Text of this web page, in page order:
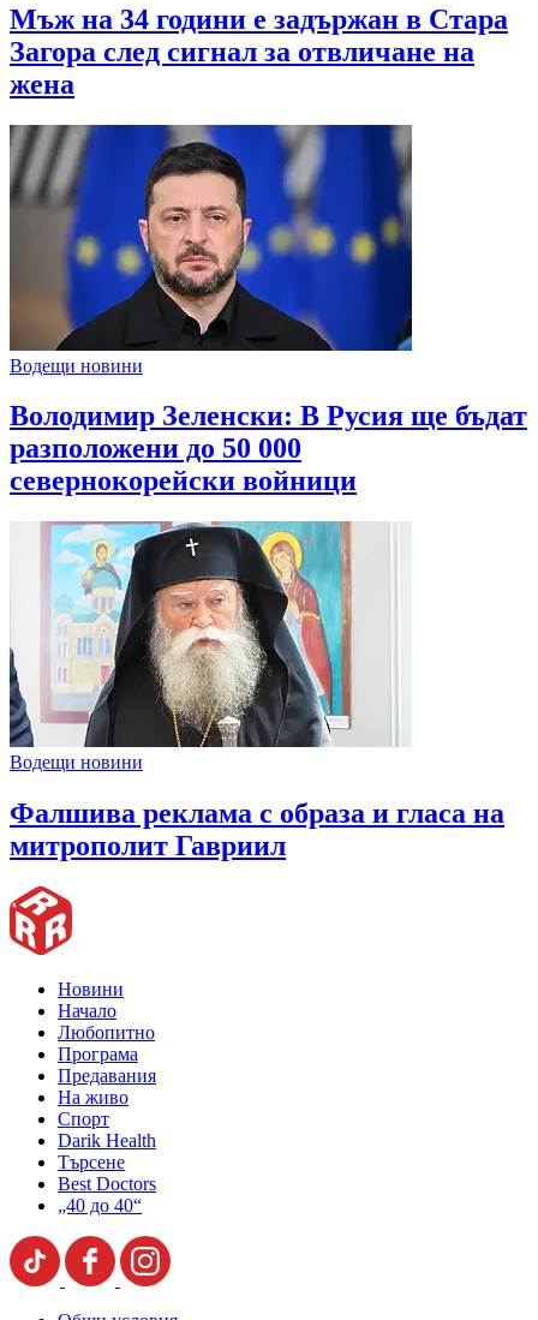
Мъж на 34 години е задържан в Стара
Загора след сигнал за отвличане на
жена
Водещи новини
Володимир Зеленски: В Русия ще бъдат
разположени до 50 000
севернокорейски войници
Водещи новини
Фалшива реклама с образа и гласа на
митрополит Гавриил
Новини
Начало
Любопитно
Програма
Предавания
На живо
Спорт
Darik Health
Търсене
Best Doctors
„40 до 40“